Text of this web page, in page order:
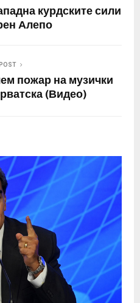
курдските сили
Алепо
пожар на музички
(Видео)